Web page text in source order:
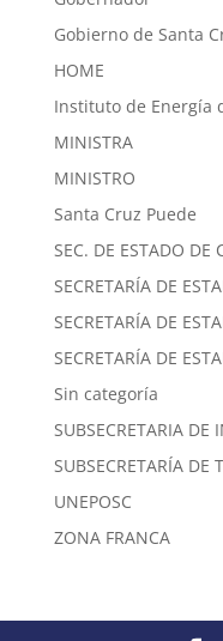
Gobierno de Santa
HOME
Instituto de Energía
MINISTRA
MINISTRO
Santa Cruz Puede
SEC. DE ESTADO DE
SECRETARÍA DE
SECRETARÍA DE
SECRETARÍA DE
Sin categoría
SUBSECRETARIA DE
SUBSECRETARÍA DE
UNEPOSC
ZONA FRANCA